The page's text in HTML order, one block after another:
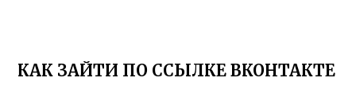
КАК ЗАЙТИ ПО ССЫЛКЕ ВКОНТАКТЕ